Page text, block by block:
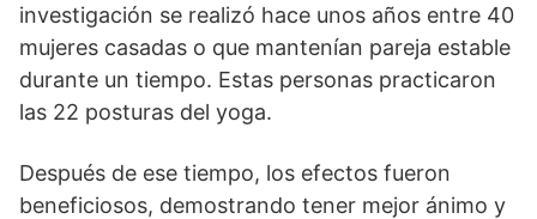
investigación se realizó hace unos años entre 40
mujeres casadas o que mantenían pareja estable
durante un tiempo. Estas personas practicaron
las 22 posturas del yoga.
Después de ese tiempo, los efectos fueron
beneficiosos, demostrando tener mejor ánimo y